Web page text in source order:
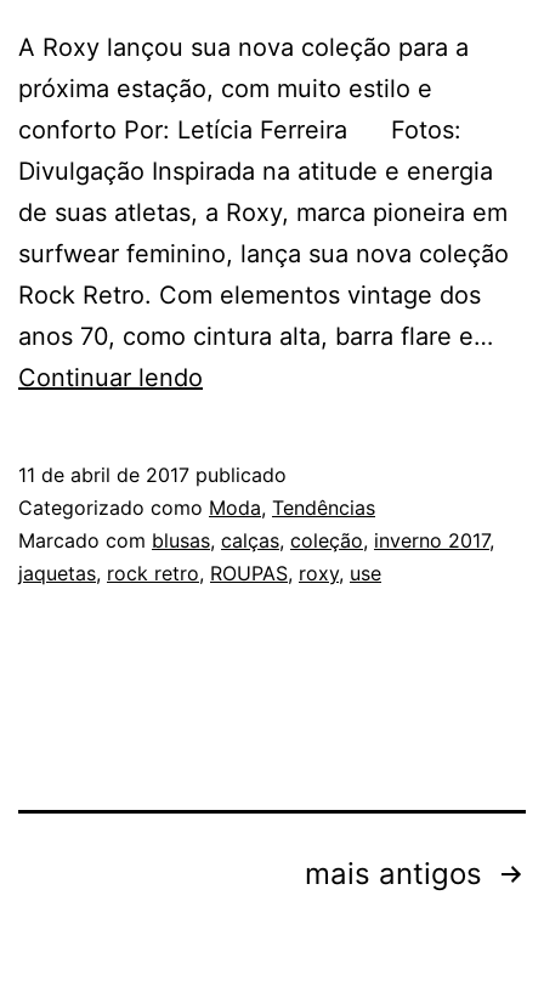
A Roxy lançou sua nova coleção para a
próxima estação, com muito estilo e
conforto Por: Letícia Ferreira Fotos:
Divulgação Inspirada na atitude e energia
de suas atletas, a Roxy, marca pioneira em
surfwear feminino, lança sua nova coleção
Rock Retro. Com elementos vintage dos
anos 70, como cintura alta, barra flare e…
Continuar lendo
PARA
O
INVERNO
11 de abril de 2017 publicado
Categorizado como Moda, Tendências
Marcado com blusas, calças, coleção, inverno 2017,
jaquetas, rock retro, ROUPAS, roxy, use
mais antigos